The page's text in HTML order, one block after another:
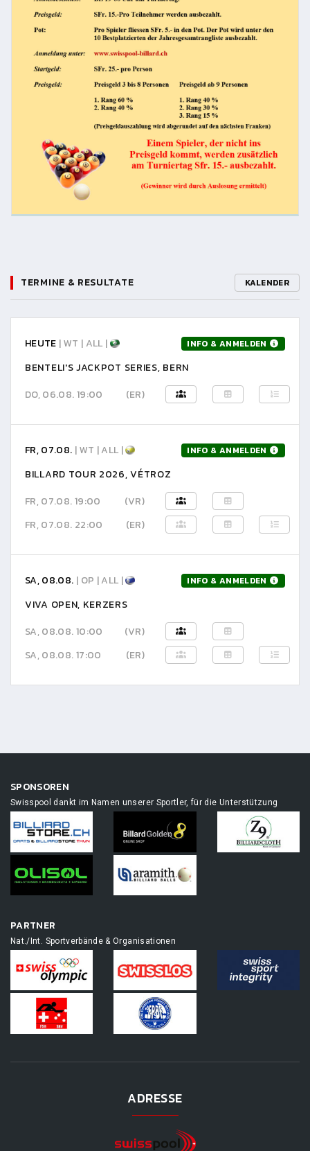
TERMINE & RESULTATE KALENDER
HEUTE | WT | ALL | INFO & ANMELDEN
BENTELI'S JACKPOT SERIES, BERN
DO, 06.08. 19:00
(ER)
FR, 07.08. | WT | ALL | INFO & ANMELDEN
BILLARD TOUR 2026, VÉTROZ
FR, 07.08. 19:00
(VR)
FR, 07.08. 22:00
(ER)
SA, 08.08. | OP | ALL | INFO & ANMELDEN
VIVA OPEN, KERZERS
SA, 08.08. 10:00
(VR)
SA, 08.08. 17:00
(ER)
SPONSOREN
Swisspool dankt im Namen unserer Sportler, für die Unterstützung
PARTNER
Nat./Int. Sportverbände & Organisationen
ADRESSE